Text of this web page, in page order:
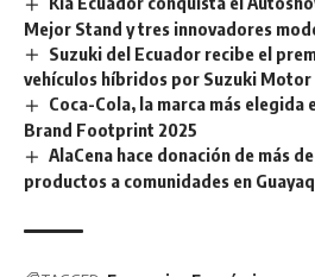
Mejor Stand y tres innovadores
Suzuki del Ecuador recibe el
vehículos híbridos por Suzuki
Coca-Cola, la marca más elegida
Brand Footprint 2025
AlaCena hace donación de más
productos a comunidades en